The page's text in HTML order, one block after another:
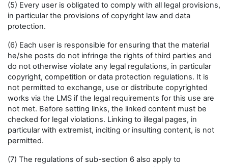
(5) Every user is obligated to comply with all legal provisions,
in particular the provisions of copyright law and data
protection.
(6) Each user is responsible for ensuring that the material
he/she posts do not infringe the rights of third parties and
do not otherwise violate any legal regulations, in particular
copyright, competition or data protection regulations. It is
not permitted to exchange, use or distribute copyrighted
works via the LMS if the legal requirements for this use are
not met. Before setting links, the linked content must be
checked for legal violations. Linking to illegal pages, in
particular with extremist, inciting or insulting content, is not
permitted.
(7) The regulations of sub-section 6 also apply to